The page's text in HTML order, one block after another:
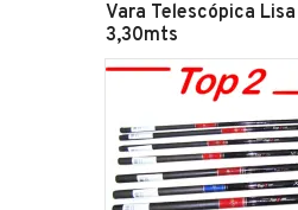
Vara Telescópica
3,30mts